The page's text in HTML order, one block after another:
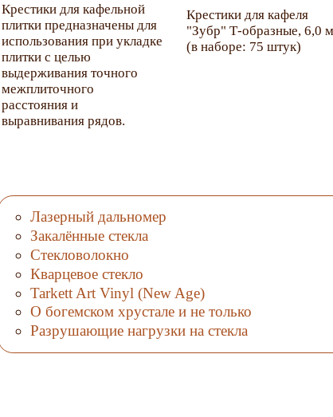
Усиленная
рукоятка,
направляющие и
литая платформа
для работы с
керамогранитом и
керамической
плиткой
ресурсом работы.
Позволяют
производить особо
точный разрез
керамической
плитки
повышенной
твердости.
Крестики для кафельной
плитки предназначены для
использования при укладке
плитки с целью
выдерживания точного
межплиточного
расстояния и
выравнивания рядов.
Крестики для кафеля
"Зубр" Т-образные, 6,0
(в наборе: 75 штук)
Лазерный дальномер
Закалённые стекла
Стекловолокно
Кварцевое стекло
Tarkett Art Vinyl (New Age)
О богемском хрустале и не только
Разрушающие нагрузки на стекла